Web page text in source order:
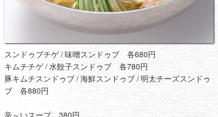
スンドゥブチゲ / 味噌スンドゥブ 各680円
キムチチゲ / 水餃子スンドゥブ 各780円
豚キムチスンドゥブ / 海鮮スンドゥブ / 明太チーズスンドゥ
ブ 各880円
辛～いスープ 380円